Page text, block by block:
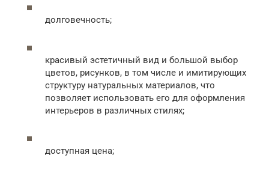
долговечность;
красивый эстетичный вид и большой выбор
цветов, рисунков, в том числе и имитирующих
структуру натуральных материалов, что
позволяет использовать его для оформления
интерьеров в различных стилях;
доступная цена;